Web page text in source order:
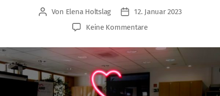
Beitragsautor
Von Elena Holtslag Veröffentlichungsdatum
12. Januar 2023
Keine Kommentarezu
KneipenQuiz
20.01.2023